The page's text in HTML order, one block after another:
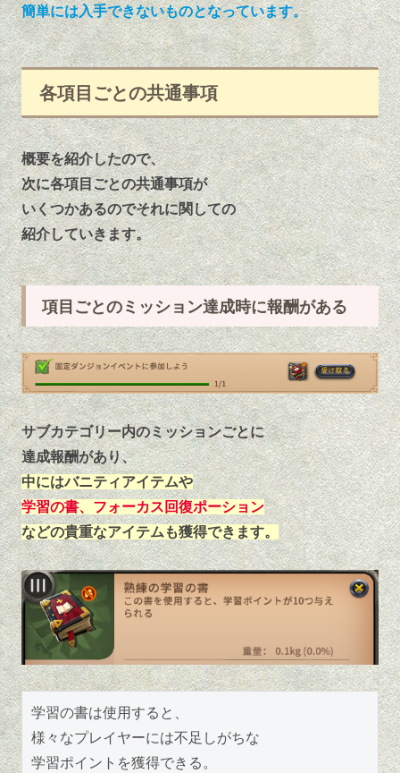
簡単には入手できないものとなっています。
各項目ごとの共通事項
概要を紹介したので、
次に各項目ごとの共通事項が
いくつかあるのでそれに関しての
紹介していきます。
項目ごとのミッション達成時に報酬がある
サブカテゴリー内のミッションごとに
達成報酬があり、
中にはバニティアイテムや
学習の書、フォーカス回復ポーション
などの貴重なアイテムも獲得できます。
学習の書は使用すると、
様々なプレイヤーには不足しがちな
学習ポイントを獲得できる。